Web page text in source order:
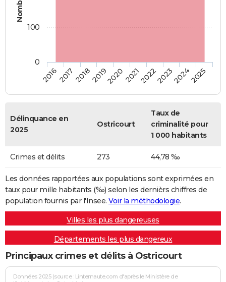
2016201720182019202020212022202320242025
0
100
Délinquance en
2025
Ostricourt
Taux de
criminalité pour
1 000 habitants
Crimes et délits 273 44,78 ‰
Les données rapportées aux populations sont exprimées en
taux pour mille habitants (‰) selon les dernièrs chiffres de
population fournis par l'Insee. Voir la méthodologie.
Villes les plus dangereuses
Départements les plus dangereux
Principaux crimes et délits à Ostricourt
Données 2025 (source : Linternaute.com d'après le Ministère de